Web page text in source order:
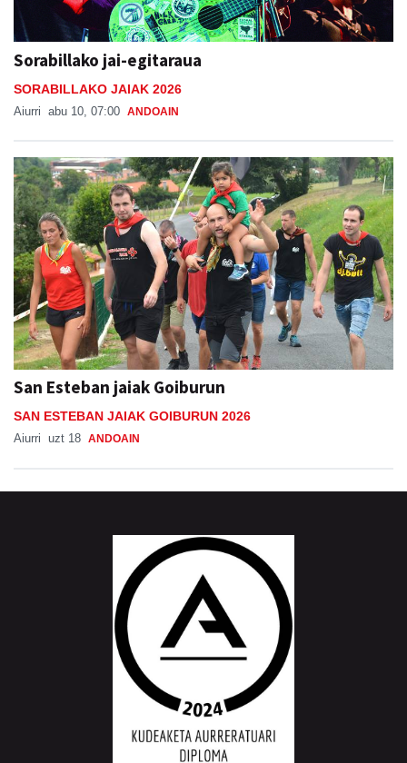
Sorabillako jai-egitaraua
SORABILLAKO JAIAK 2026
Aiurri abu 10, 07:00 ANDOAIN
San Esteban jaiak Goiburun
SAN ESTEBAN JAIAK GOIBURUN 2026
Aiurri uzt 18 ANDOAIN